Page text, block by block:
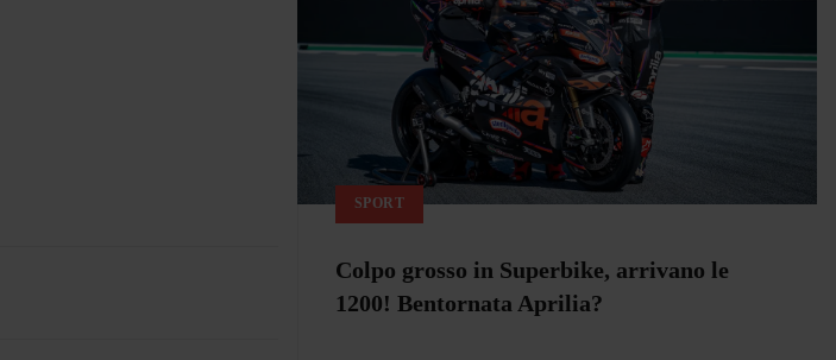
SPORT
Colpo grosso in Superbike, arrivano le
1200! Bentornata Aprilia?